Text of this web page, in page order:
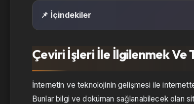
📌 İçindekiler
Çeviri İşleri İle İlgilenmek Ve
İnternetin ve teknolojinin gelişmesi ile
Bunlar bilgi ve doküman sağlanabilecek olan